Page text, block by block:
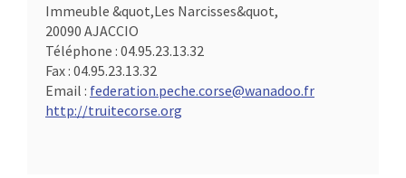
Immeuble &quot,Les Narcisses&quot,
20090 AJACCIO
Téléphone : 04.95.23.13.32
Fax : 04.95.23.13.32
Email : federation.peche.corse@wanadoo.fr
http://truitecorse.org